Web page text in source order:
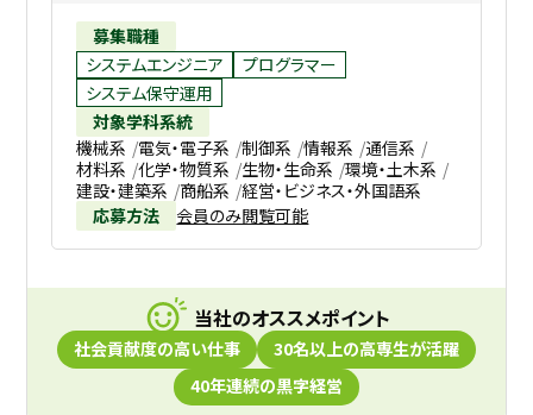
募集職種
システムエンジニア
プログラマー
システム保守運用
対象学科系統
機械系 電気・電子系 制御系 情報系 通信系
材料系 化学・物質系 生物・生命系 環境・土木系
建設・建築系 商船系 経営・ビジネス・外国語系
応募方法
会員のみ閲覧可能
当社のオススメポイント
社会貢献度の高い仕事
30名以上の高専生が活躍
40年連続の黒字経営